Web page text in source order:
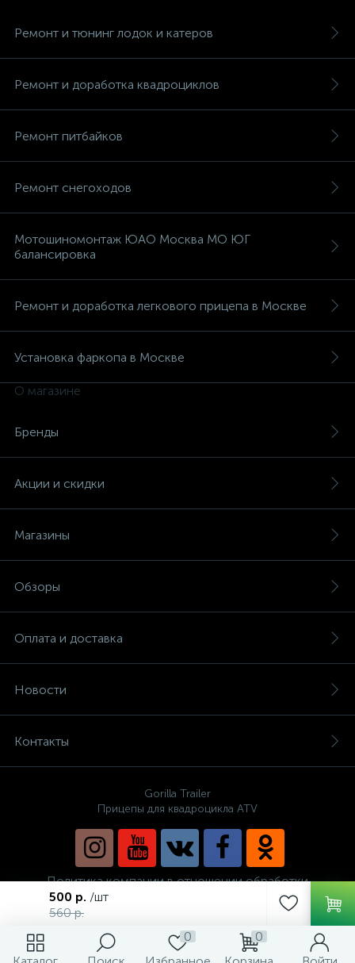
0
0
500 р. /шт
560 р.
Ремонт и тюнинг лодок и катеров
Ремонт и доработка квадроциклов
Ремонт питбайков
Ремонт снегоходов
Мотошиномонтаж ЮАО Москва МО ЮГ
балансировка
Ремонт и доработка легкового прицепа в Москве
Установка фаркопа в Москве
О магазине
Бренды
Акции и скидки
Магазины
Обзоры
Оплата и доставка
Новости
Контакты
Gorilla Trailer
Прицепы для квадроцикла ATV
Политика компании в отношении обработки